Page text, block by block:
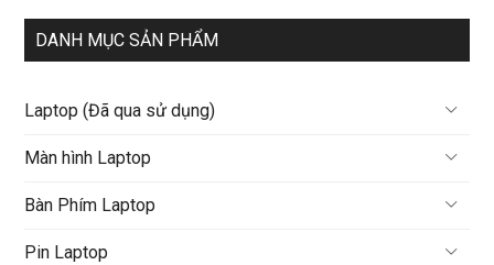
DANH MỤC SẢN PHẨM
Laptop (Đã qua sử dụng)
Màn hình Laptop
Bàn Phím Laptop
Pin Laptop